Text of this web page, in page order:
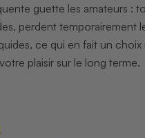
guette les amateurs :
perdent temporairement
ce qui en fait un
plaisir sur le long terme.